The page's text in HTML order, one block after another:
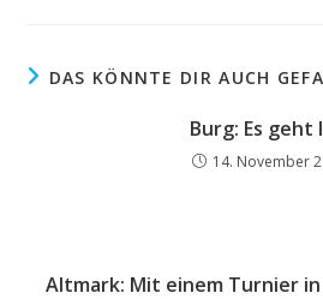
DAS KÖNNTE DIR AUCH
Burg: Es geht
14. November
Altmark: Mit einem Turnier